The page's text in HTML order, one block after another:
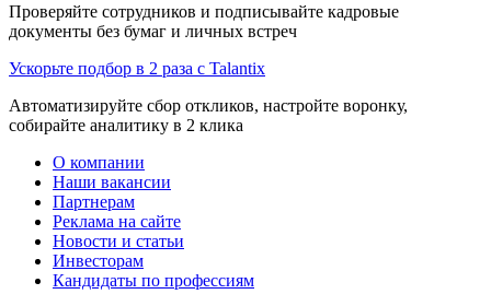
Проверяйте сотрудников и подписывайте кадровые
документы без бумаг и личных встреч
Ускорьте подбор в 2 раза с Talantix
Автоматизируйте сбор откликов, настройте воронку,
собирайте аналитику в 2 клика
О компании
Наши вакансии
Партнерам
Реклама на сайте
Новости и статьи
Инвесторам
Кандидаты по профессиям